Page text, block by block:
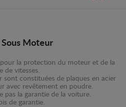
Sous Moteur
la protection du moteur et de la
de vitesses.
constituées de plaques en acier
avec revêtement en poudre.
pas la garantie de la voiture.
de garantie.